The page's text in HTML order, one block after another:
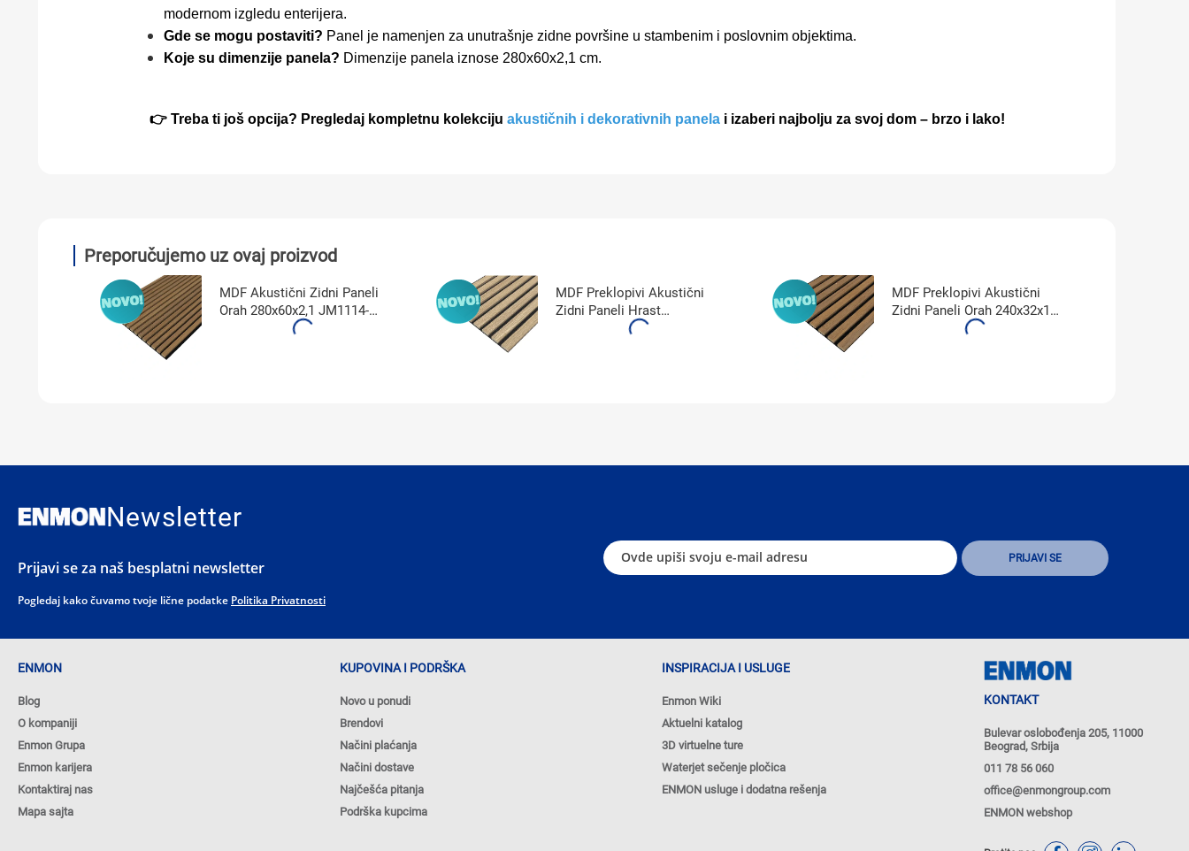
modernom izgledu enterijera.
Gde se mogu postaviti? Panel je namenjen za unutrašnje zidne površine u stambenim i poslovnim objektima.
Koje su dimenzije panela? Dimenzije panela iznose 280x60x2,1 cm.
👉 Treba ti još opcija? Pregledaj kompletnu kolekciju akustičnih i dekorativnih panelai izaberi najbolju za svoj dom – brzo i lako!
Preporučujemo uz ovaj proizvod
MDF Akustični Zidni Paneli
Orah 280x60x2,1 JM1114-
MDF Preklopivi Akustični
Zidni Paneli Hrast
240x32x1,4 JM1202-MBW-
MDF Preklopivi Akustični
Zidni Paneli Orah 240x32x1,4
JM1202-MBW-DT31
Newsletter
Prijavi se za naš besplatni newsletter
Pogledaj kako čuvamo tvoje lične podatke Politika Privatnosti
ENMON
Blog
O kompaniji
Enmon Grupa
Enmon karijera
Kontaktiraj nas
Mapa sajta
KUPOVINA I PODRŠKA
Novo u ponudi
Brendovi
Načini plaćanja
Načini dostave
Najčešća pitanja
Podrška kupcima
INSPIRACIJA I USLUGE
Enmon Wiki
Aktuelni katalog
3D virtuelne ture
Waterjet sečenje pločica
ENMON usluge i dodatna rešenja
KONTAKT
Bulevar oslobođenja 205, 11000
Beograd, Srbija
011 78 56 060
office@enmongroup.com
ENMON webshop